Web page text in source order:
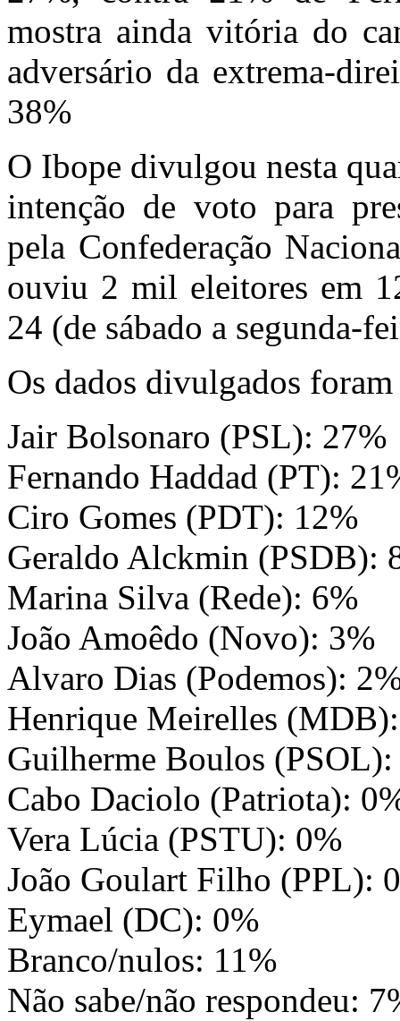
mostra ainda vitória do
adversário da extrema-
38%
O Ibope divulgou nesta
intenção de voto para
pela Confederação
ouviu 2 mil eleitores em
24 (de sábado a segunda-
Os dados divulgados
Jair Bolsonaro (PSL): 27%
Fernando Haddad (PT):
Ciro Gomes (PDT): 12%
Geraldo Alckmin (PSDB):
Marina Silva (Rede): 6%
João Amoêdo (Novo): 3%
Alvaro Dias (Podemos):
Henrique Meirelles
Guilherme Boulos
Cabo Daciolo (Patriota):
Vera Lúcia (PSTU): 0%
João Goulart Filho (PPL):
Eymael (DC): 0%
Branco/nulos: 11%
Não sabe/não respondeu: